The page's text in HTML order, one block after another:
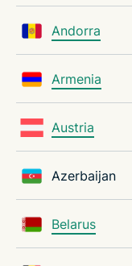
Andorra
Armenia
Austria
Azerbaijan
Belarus